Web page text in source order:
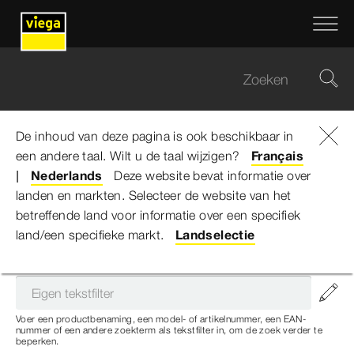
De inhoud van deze pagina is ook beschikbaar in
een andere taal. Wilt u de taal wijzigen?
Français
Nederlands
Deze website bevat informatie over
landen en markten. Selecteer de website van het
betreffende land voor informatie over een specifiek
land/een specifieke markt.
Landselectie
Viega Belgium ... Armaturendragers
Armaturendragers
Voer een productbenaming, een model- of artikelnummer, een EAN-
nummer of een andere zoekterm als tekstfilter in, om de zoek verder te
beperken.